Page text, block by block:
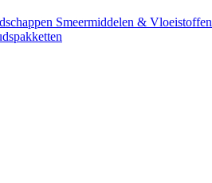
Smeermiddelen & Vloeistoffen